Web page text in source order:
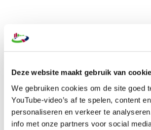
Deze website maakt gebruik van
We gebruiken cookies om de site goed
YouTube-video’s af te spelen, content
personaliseren en verkeer te
info met onze partners voor social
Beleidsadviseur veiligheid
Nederland
Stuur een e-mail